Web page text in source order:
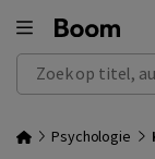
Zoek op titel,
Psychologie